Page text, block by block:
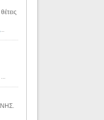
Αμερικανοί ρατσιστές αναρωτιούνται αν ο Ηλίας Κασιδιάρης ανήκει στη λευκή φυλή... - Λόγιος Ερμής
Ένα βιβλίο που πολεμήθηκε γιατί ξυπνούσε συνειδήσεις... - Λόγιος Ερμής | Η γνώση ξεκινάει με την αναζήτηση...